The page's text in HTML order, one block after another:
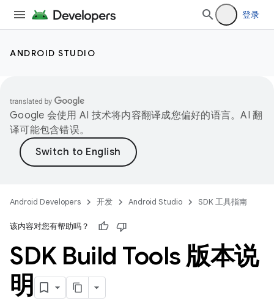
登录
ANDROID STUDIO
Google 会使用 AI 技术将内容翻译成您偏好的语言。AI 翻
译可能包含错误。
Android Developers 开发 Android Studio SDK 工具指南
该内容对您有帮助吗？
SDK Build Tools 版本说
明